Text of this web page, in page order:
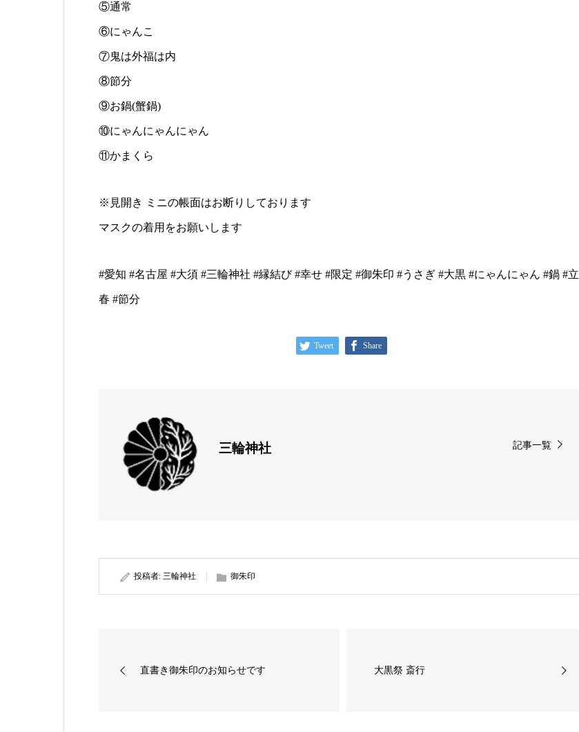
⑤通常
⑥にゃんこ
⑦鬼は外福は内
⑧節分
⑨お鍋(蟹鍋)
⑩にゃんにゃんにゃん
⑪かまくら
※見開き ミニの帳面はお断りしております
マスクの着用をお願いします
#愛知 #名古屋 #大須 #三輪神社 #縁結び #幸せ #限定 #御朱印 #うさぎ #大黒 #にゃんにゃん #鍋 #立
春 #節分
Tweet Share
記事一覧
三輪神社
投稿者: 三輪神社 御朱印
直書き御朱印のお知らせです 大黒祭 斎行